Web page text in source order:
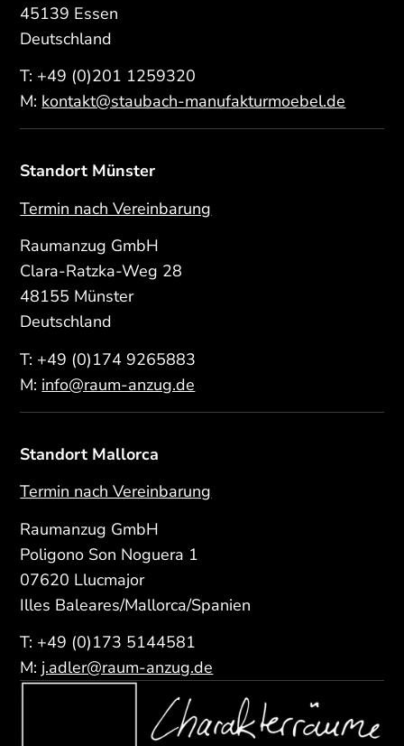
45139 Essen
Deutschland
T: +49 (0)201 1259320
M: kontakt@staubach-manufakturmoebel.de
Standort Münster
Termin nach Vereinbarung
Raumanzug GmbH
Clara-Ratzka-Weg 28
48155 Münster
Deutschland
T: +49 (0)174 9265883
M: info@raum-anzug.de
Standort Mallorca
Termin nach Vereinbarung
Raumanzug GmbH
Poligono Son Noguera 1
07620 Llucmajor
Illes Baleares/Mallorca/Spanien
T: +49 (0)173 5144581
M: j.adler@raum-anzug.de